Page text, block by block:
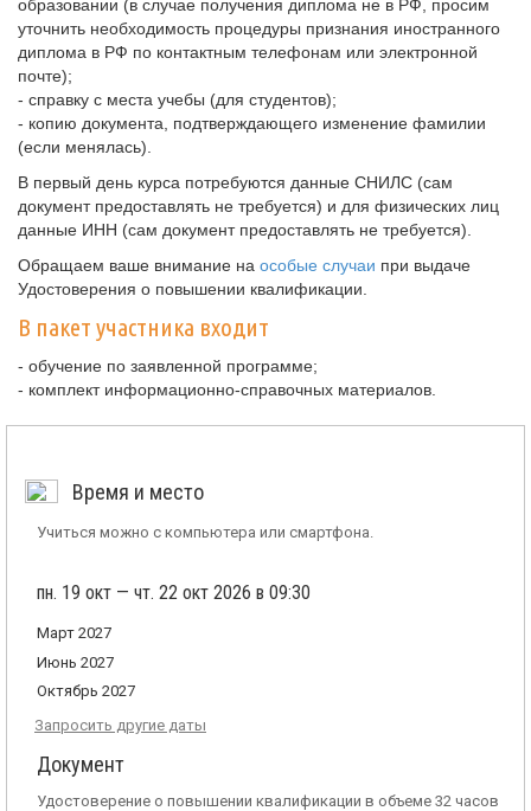
образовании (в случае получения диплома не в РФ, просим
уточнить необходимость процедуры признания иностранного
диплома в РФ по контактным телефонам или электронной
почте);
- справку с места учебы (для студентов);
- копию документа, подтверждающего изменение фамилии
(если менялась).
В первый день курса потребуются данные СНИЛС (сам
документ предоставлять не требуется) и для физических лиц
данные ИНН (сам документ предоставлять не требуется).
Обращаем ваше внимание на особые случаи при выдаче
Удостоверения о повышении квалификации.
В пакет участника входит
- обучение по заявленной программе;
- комплект информационно-справочных материалов.
Время и место
Учиться можно с компьютера или смартфона.
пн. 19 окт — чт. 22 окт 2026 в 09:30
Март 2027
Июнь 2027
Октябрь 2027
Запросить другие даты
Документ
Удостоверение о повышении квалификации в объеме 32 часов